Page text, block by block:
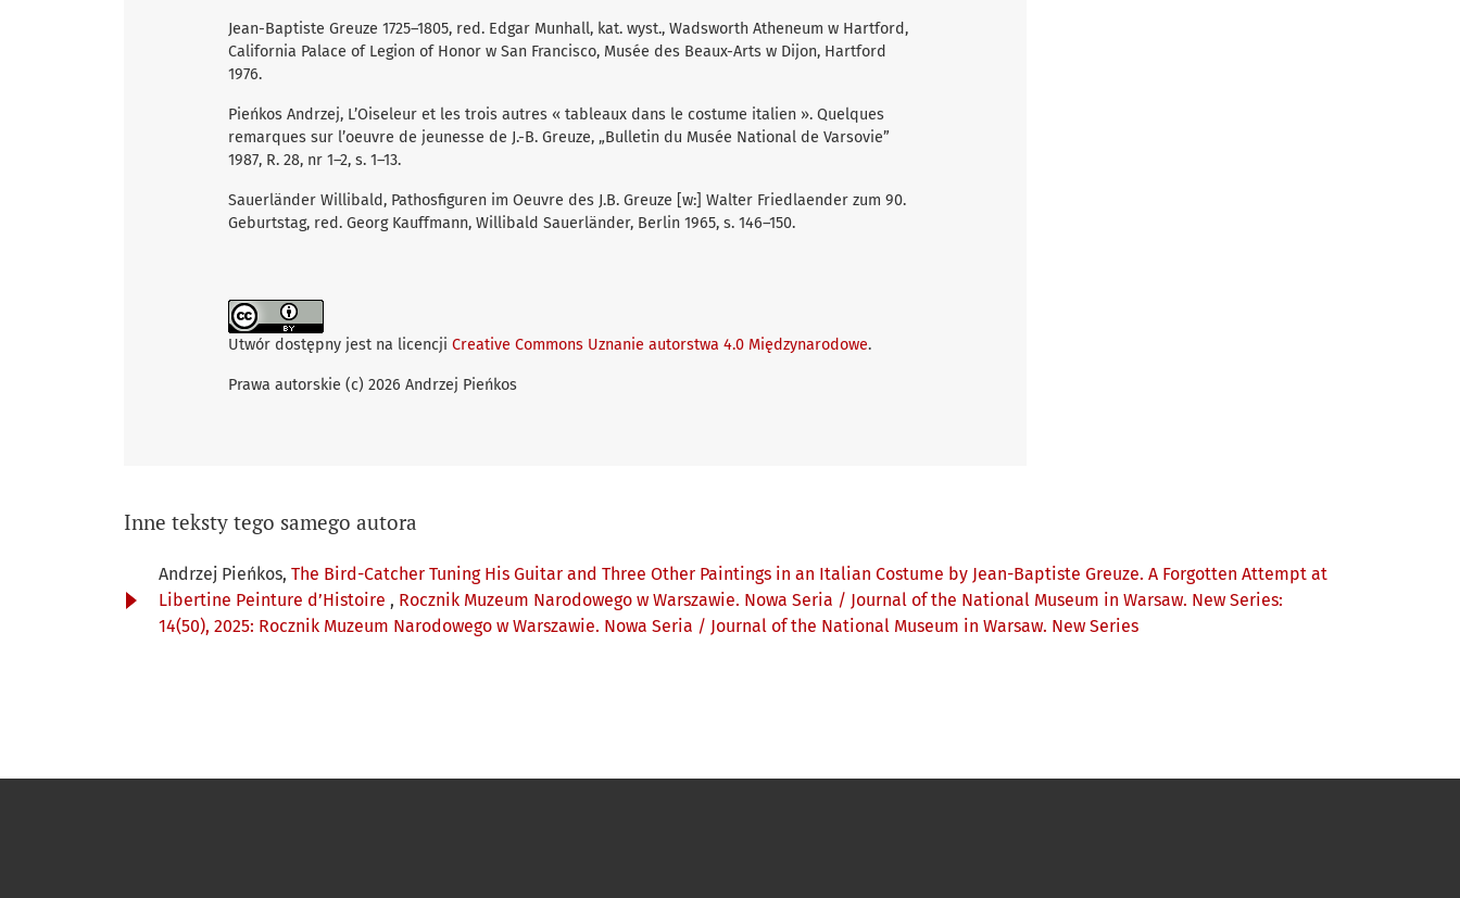
Jean-Baptiste Greuze 1725–1805, red. Edgar Munhall, kat. wyst., Wadsworth Atheneum w Hartford,
California Palace of Legion of Honor w San Francisco, Musée des Beaux-Arts w Dijon, Hartford
1976.
Pieńkos Andrzej, L’Oiseleur et les trois autres « tableaux dans le costume italien ». Quelques
remarques sur l’oeuvre de jeunesse de J.-B. Greuze, „Bulletin du Musée National de Varsovie”
1987, R. 28, nr 1–2, s. 1–13.
Sauerländer Willibald, Pathosfiguren im Oeuvre des J.B. Greuze [w:] Walter Friedlaender zum 90.
Geburtstag, red. Georg Kauffmann, Willibald Sauerländer, Berlin 1965, s. 146–150.
Utwór dostępny jest na licencji Creative Commons Uznanie autorstwa 4.0 Międzynarodowe.
Prawa autorskie (c) 2026 Andrzej Pieńkos
Inne teksty tego samego autora
Andrzej Pieńkos, The Bird-Catcher Tuning His Guitar and Three Other Paintings in an Italian Costume by Jean-Baptiste Greuze. A Forgotten Attempt at
Libertine Peinture d’Histoire , Rocznik Muzeum Narodowego w Warszawie. Nowa Seria / Journal of the National Museum in Warsaw. New Series:
14(50), 2025: Rocznik Muzeum Narodowego w Warszawie. Nowa Seria / Journal of the National Museum in Warsaw. New Series